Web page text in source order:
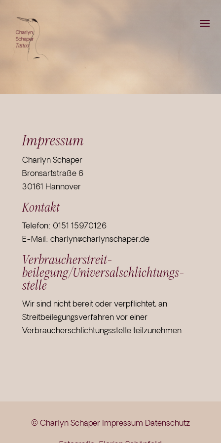
Impressum
Charlyn Schaper
Bronsartstraße 6
30161 Hannover
Kontakt
Telefon: 0151 15970126
E-Mail: charlyn@charlynschaper.de
Verbraucher­streit­
beilegung/Universal­schlichtungs­
stelle
Wir sind nicht bereit oder verpflichtet, an
Streitbeilegungsverfahren vor einer
Verbraucherschlichtungsstelle teilzunehmen.
© Charlyn Schaper Impressum Datenschutz